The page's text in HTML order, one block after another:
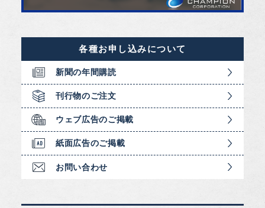
各種お申し込みについて
新聞の年間購読
刊行物のご注文
ウェブ広告のご掲載
紙面広告のご掲載
お問い合わせ